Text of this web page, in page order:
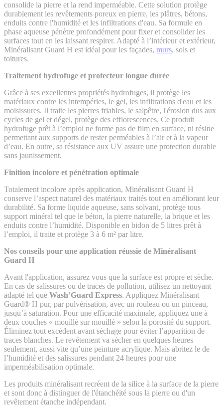
consolide la pierre et la rend imperméable. Cette solution protège
durablement les revêtements poreux en pierre, les plâtres, bétons,
enduits contre l'humidité et les infiltrations d'eau. Sa formule en
phase aqueuse pénètre profondément pour fixer et consolider les
surfaces tout en les laissant respirer. Adapté à l’intérieur et extérieur,
Minéralisant Guard H est idéal pour les façades, murs, sols et
toitures.
Traitement hydrofuge et protecteur longue durée
Grâce à ses excellentes propriétés hydrofuges, il protège les
matériaux contre les intempéries, le gel, les infiltrations d'eau et les
moisissures. Il traite les pierres friables, le salpêtre, l'érosion dus aux
cycles de gel et dégel, protège des efflorescences. Ce produit
hydrofuge prêt à l’emploi ne forme pas de film en surface, ni résine
permettant aux supports de rester perméables à l’air et à la vapeur
d’eau. En outre, sa résistance aux UV assure une protection durable
sans jaunissement.
Finition incolore et pénétration optimale
Totalement incolore après application, Minéralisant Guard H
conserve l’aspect naturel des matériaux traités tout en améliorant leur
durabilité. Sa forme liquide aqueuse, sans solvant, protège tous
support minéral tel que le béton, la pierre naturelle, la brique et les
enduits contre l’humidité. Disponible en bidon de 5 litres prêt à
l’emploi, il traite et protège 3 à 6 m² par litre.
Nos conseils pour une application réussie de Minéralisant
Guard H
Avant l'application, assurez vous que la surface est propre et sèche.
En cas de salissures ou de traces de pollution, utilisez un nettoyant
adapté tel que Wash’Guard Express. Appliquez Minéralisant
Guard® H pur, par pulvérisation, avec un rouleau ou un pinceau,
jusqu’à saturation. Pour une efficacité maximale, appliquez une à
deux couches « mouillé sur mouillé » selon la porosité du support.
Éliminez tout excédent avant séchage pour éviter l’apparition de
traces blanches. Le revêtement va sécher en quelques heures
seulement, aussi vite qu’une peinture acrylique. Mais abritez le de
l’humidité et des salissures pendant 24 heures pour une
imperméabilisation optimale.
Les produits minéralisant recréent de la silice à la surface de la pierre
et sont donc à distinguer de l'étanchéité sous la pierre ou d'un
revêtement étanche indépendant.